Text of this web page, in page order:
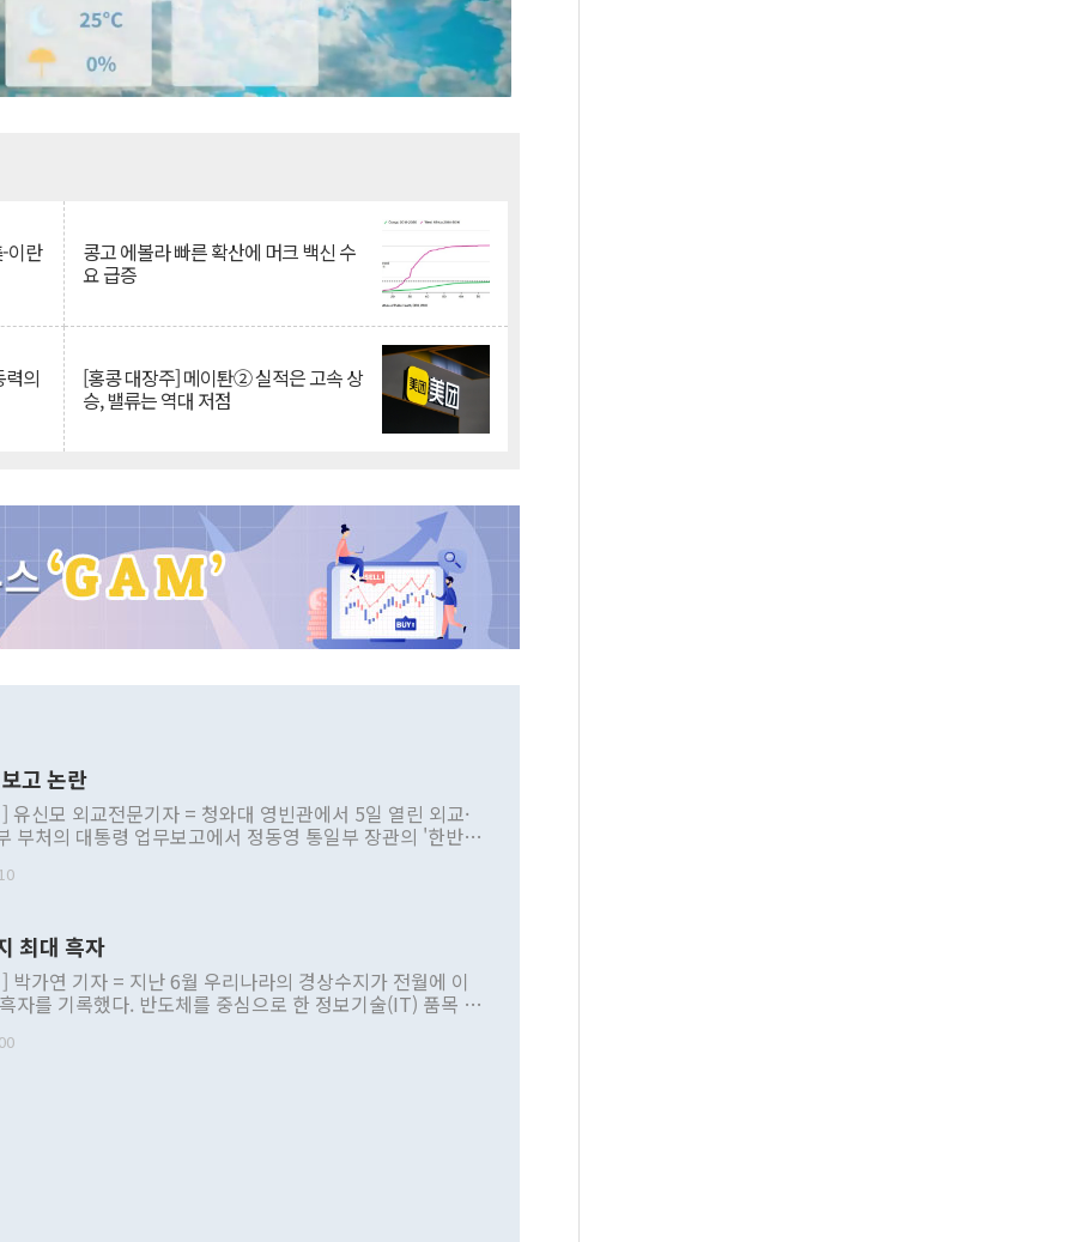
이란 콩고 에볼라 빠른 확산에 머크 백신 수
요 급증
의 [홍콩 대장주] 메이퇀② 실적은 고속 상
승, 밸류는 역대 저점
고 논란
유신모 외교전문기자 = 청와대 영빈관에서 5일 열린 외교·
부처의 대통령 업무보고에서 정동영 통일부 장관의 '한반도
부 내 조율을 거치지 않은 사안을 정책으로 추진하겠다고 공
근거한 비현실적 구상'이라는 비판을 내놨다. 그동안 정 장
관련 발언이 물의를 빚은 적은 여러 번 있지만 대통령과 유
공개적으로 부정적 입장을 표명한 것은 이례적이다. 정 장
북 접근법과 월권을 제어해야 한다는 목소리도 높아지고 있
최대 흑자
박가연 기자 = 지난 6월 우리나라의 경상수지가 전월에 이
자를 기록했다. 반도체를 중심으로 한 정보기술(IT) 품목 수
르